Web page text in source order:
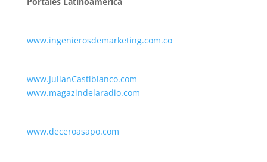
www.ingenierosdemarketing.com.co
www.JulianCastiblanco.com
www.magazindelaradio.com
www.deceroasapo.com